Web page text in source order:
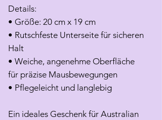
Details:
• Größe: 20 cm x 19 cm
• Rutschfeste Unterseite für sicheren
Halt
• Weiche, angenehme Oberfläche
für präzise Mausbewegungen
• Pflegeleicht und langlebig
Ein ideales Geschenk für Australian